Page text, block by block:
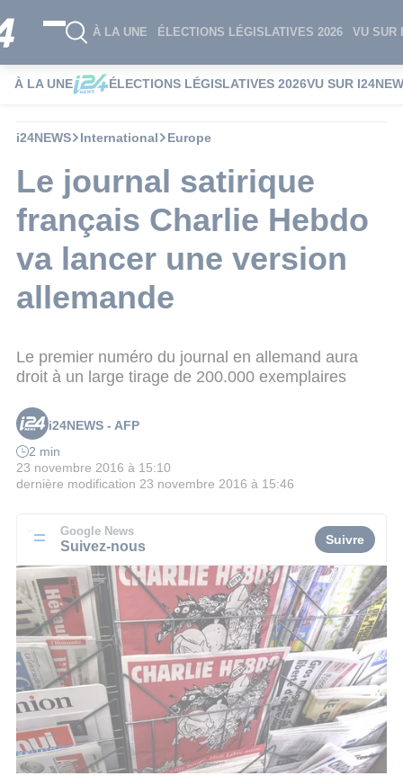
À LA UNE ÉLECTIONS LÉGISLATIVES 2026 VU SUR
À LA UNE ÉLECTIONS LÉGISLATIVES 2026VU SUR
i24NEWS International Europe
Le journal satirique
français Charlie Hebdo
va lancer une version
allemande
Le premier numéro du journal en allemand aura
droit à un large tirage de 200.000 exemplaires
i24NEWS - AFP
2 min
23 novembre 2016 à 15:10
dernière modification 23 novembre 2016 à 15:46
Google News
Suivez-nous Suivre